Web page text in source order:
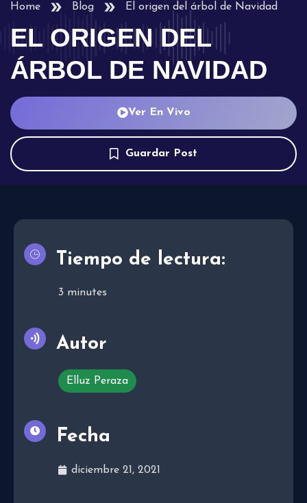
Home Blog El origen del árbol de Navidad
EL ORIGEN DEL
ÁRBOL DE NAVIDAD
Ver En Vivo
Guardar Post
Tiempo de lectura:
3 minutes
Autor
Elluz Peraza
Fecha
diciembre 21, 2021